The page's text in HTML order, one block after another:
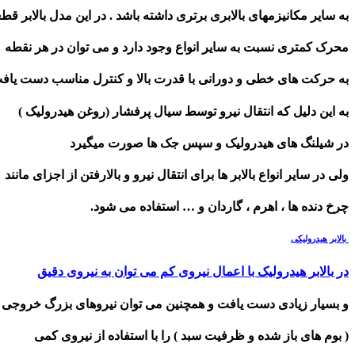
به سایر مکانیزمهای بالابری برتری داشته باشد . در این مدل بالابر
محرک کمتری نسبت به سایر انواع وجود دارد و می توان در هر نقطه
به حرکت های خطی و دورانی با قدرت بالا و کنترل مناسب دست
به این دلیل که انتقال نیرو توسط سیال پرفشار (روغن هیدرولیک )
در شیلنگ های هیدرولیک و سپس جک ها صورت میگیرد
ولی در سایر انواع بالابر ها برای انتقال نیرو و بالارفتن از اجزای مانند
چرخ دنده ها ، اهرم ، گاردان و … استفاده می شود.
بالابر هیدرولیکی
در بالابر هیدرولیک با اعمال نیروی کم می توان به نیروی دقیق
و بسیار زیادی دست یافت و همچنین می توان نیروهای بزرگ خروجی
( بوم های باز شده و ظرفیت سبد ) را با استفاده از نیروی کمی